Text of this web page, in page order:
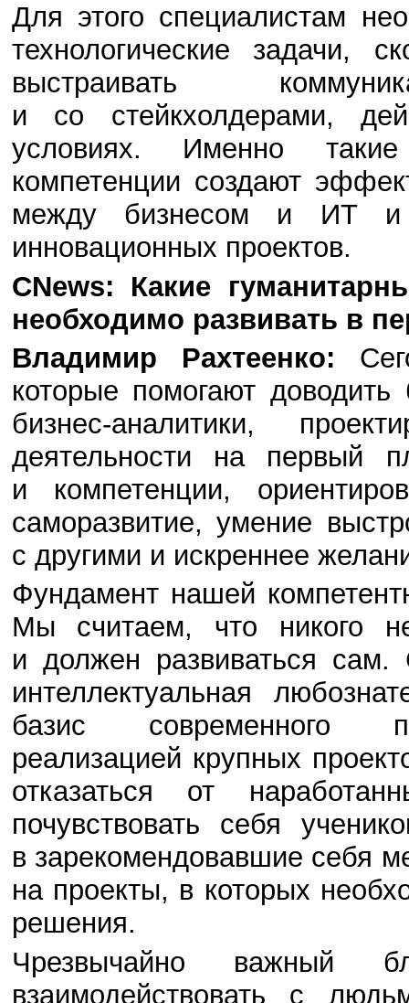
Для этого специалистам
технологические задачи,
выстраивать
и со стейкхолдерами,
условиях. Именно
компетенции создают
между бизнесом и ИТ и
инновационных проектов.
CNews: Какие
необходимо развивать в
Владимир Рахтеенко:
которые помогают
бизнес-аналитики,
деятельности на первый
и компетенции,
саморазвитие, умение
с другими и искреннее
Фундамент нашей
Мы считаем, что никого
и должен развиваться сам.
интеллектуальная
базис современного
реализацией крупных
отказаться от
почувствовать себя
в зарекомендовавшие себя
на проекты, в которых
решения.
Чрезвычайно важный
взаимодействовать с